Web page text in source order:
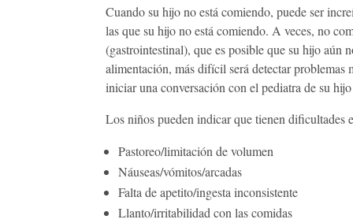
Cuando su hijo no está comiendo, puede ser
las que su hijo no está comiendo. A veces, no
(gastrointestinal), que es posible que su hijo aún
alimentación, más difícil será detectar
iniciar una conversación con el pediatra de su
Los niños pueden indicar que tienen dificultades
Pastoreo/limitación de volumen
Náuseas/vómitos/arcadas
Falta de apetito/ingesta inconsistente
Llanto/irritabilidad con las comidas